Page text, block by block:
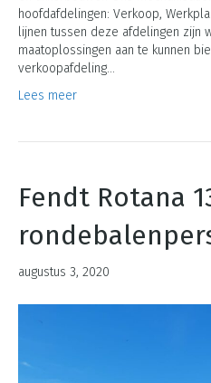
hoofdafdelingen: Verkoop,
lijnen tussen deze afdelingen zijn
maatoplossingen aan te kunnen
verkoopafdeling…
Lees meer
Fendt Rotana
augustus 3, 2020